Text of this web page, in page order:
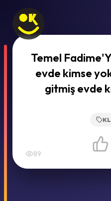
Temel
evde kimse
gitmiş evde
89